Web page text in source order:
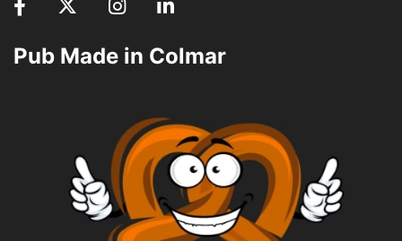
Pub Made in Colmar